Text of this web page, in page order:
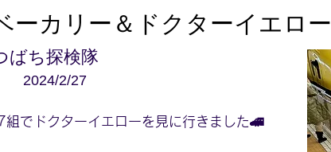
ーカリー＆ドクターイエロー
ばち探検隊
2024/2/27
でドクターイエローを見に行きました🚄